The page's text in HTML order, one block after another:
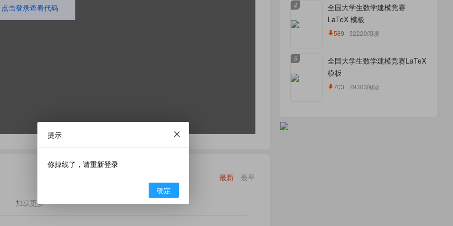
点击登录查看代码
最新 最早
加载更多
4
全国大学生数学建模竞赛
LaTeX 模板
589 32220阅读
5
全国大学生数学建模竞赛LaTeX
模板
703 29303阅读
提示
你掉线了，请重新登录
确定